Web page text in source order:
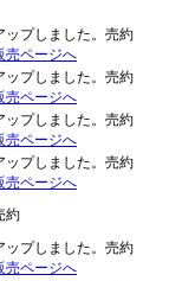
ップしました。売約
売ページへ
ップしました。売約
売ページへ
ップしました。売約
売ページへ
ップしました。売約
売ページへ
約
ップしました。売約
売ページへ